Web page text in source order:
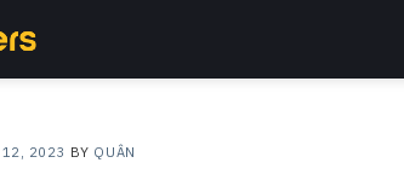
12, 2023 BY QUÂN